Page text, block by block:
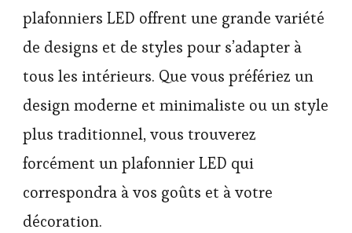
plafonniers LED offrent une grande variété
de designs et de styles pour s’adapter à
tous les intérieurs. Que vous préfériez un
design moderne et minimaliste ou un style
plus traditionnel, vous trouverez
forcément un plafonnier LED qui
correspondra à vos goûts et à votre
décoration.